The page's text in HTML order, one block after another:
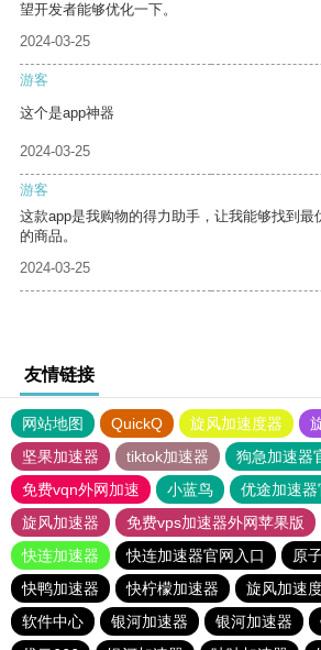
望开发者能够优化一下。
2024-03-25
游客
这个是app神器
2024-03-25
游客
这款app是我购物的得力助手，让我能够找到最
的商品。
2024-03-25
友情链接
网站地图 QuickQ 旋风加速度器
坚果加速器
tiktok加速器
狗急加速器
免费vqn外网加速
小蓝鸟 优途加速器
旋风加速器
免费vps加速器外网苹果版
快连加速器
快连加速器官网入口
原
快鸭加速器
快柠檬加速器 旋风加速
软件中心
银河加速器 银河加速器